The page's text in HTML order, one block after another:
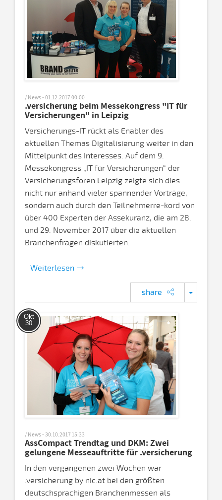
/ News - 01.12.2017 00:00
.versicherung beim Messekongress "IT für
Versicherungen" in Leipzig
Versicherungs-IT rückt als Enabler des
aktuellen Themas Digitalisierung weiter in den
Mittelpunkt des Interesses. Auf dem 9.
Messekongress „IT für Versicherungen“ der
Versicherungsforen Leipzig zeigte sich dies
nicht nur anhand vieler spannender Vorträge,
sondern auch durch den Teilnehmerre-kord von
über 400 Experten der Assekuranz, die am 28.
und 29. November 2017 über die aktuellen
Branchenfragen diskutierten.
Weiterlesen
share
Okt
30
/ News - 30.10.2017 15:33
AssCompact Trendtag und DKM: Zwei
gelungene Messeauftritte für .versicherung
In den vergangenen zwei Wochen war
.versicherung by nic.at bei den größten
deutschsprachigen Branchenmessen als